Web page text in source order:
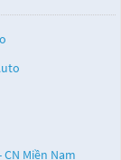
Miền Nam